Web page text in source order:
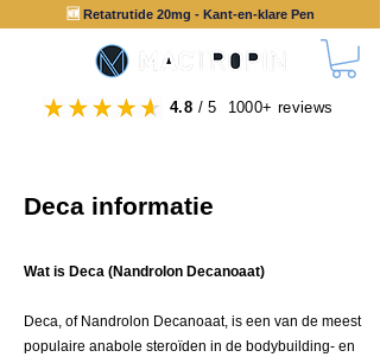
🆕 Retatrutide 20mg - Kant-en-klare Pen
4.8 / 5 1000+ reviews
Deca informatie
Wat is Deca (Nandrolon Decanoaat)
Deca, of Nandrolon Decanoaat, is een van de meest
populaire anabole steroïden in de bodybuilding- en